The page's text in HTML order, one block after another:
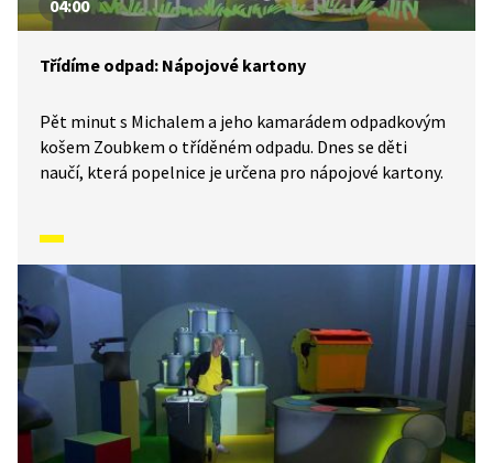
04:00
Třídíme odpad: Nápojové kartony
Pět minut s Michalem a jeho kamarádem odpadkovým
košem Zoubkem o tříděném odpadu. Dnes se děti
naučí, která popelnice je určena pro nápojové kartony.